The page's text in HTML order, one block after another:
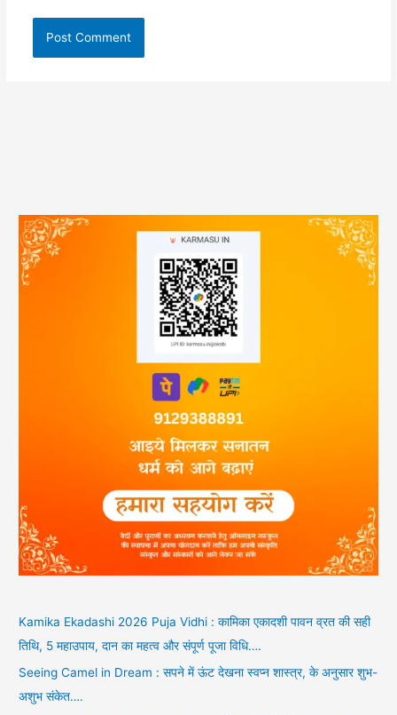
Kamika Ekadashi 2026 Puja Vidhi : कामिका एकादशी पावन व्रत की सही
तिथि, 5 महाउपाय, दान का महत्व और संपूर्ण पूजा विधि….
Seeing Camel in Dream : सपने में ऊंट देखना स्वप्न शास्त्र, के अनुसार शुभ-
अशुभ संकेत….